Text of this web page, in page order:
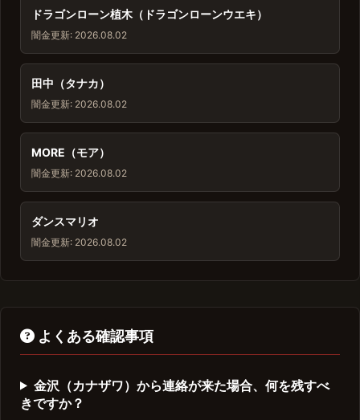
ドラゴンローン植木（ドラゴンローンウエキ）
闇金更新: 2026.08.02
田中（タナカ）
闇金更新: 2026.08.02
MORE（モア）
闇金更新: 2026.08.02
ダンスマリオ
闇金更新: 2026.08.02
よくある確認事項
金沢（カナザワ）から連絡が来た場合、何を残すべ
きですか？